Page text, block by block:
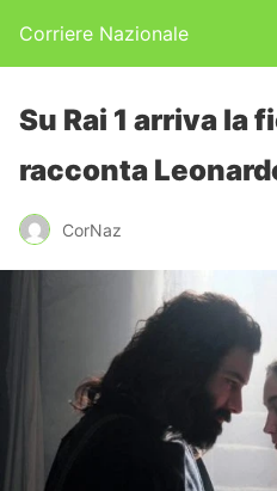
Corriere Nazionale
Su Rai 1 arriva la
racconta
CorNaz